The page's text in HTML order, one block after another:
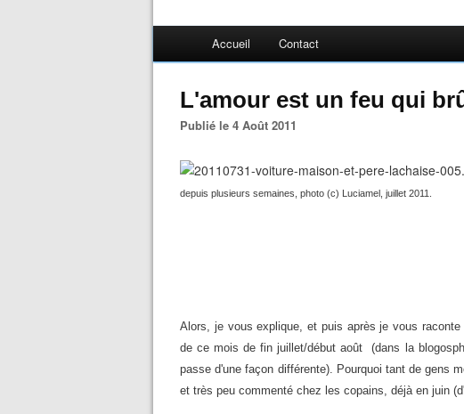
Accueil Contact
L'amour est un feu qui
Publié le 4 Août 2011
depuis plusieurs semaines, photo (c) Luciamel, juillet 2011.
Alors, je vous explique, et puis après je vous
de ce mois de fin juillet/début août (dans la
passe d'une façon différente). Pourquoi tant de gens
et très peu commenté chez les copains, déjà en juin